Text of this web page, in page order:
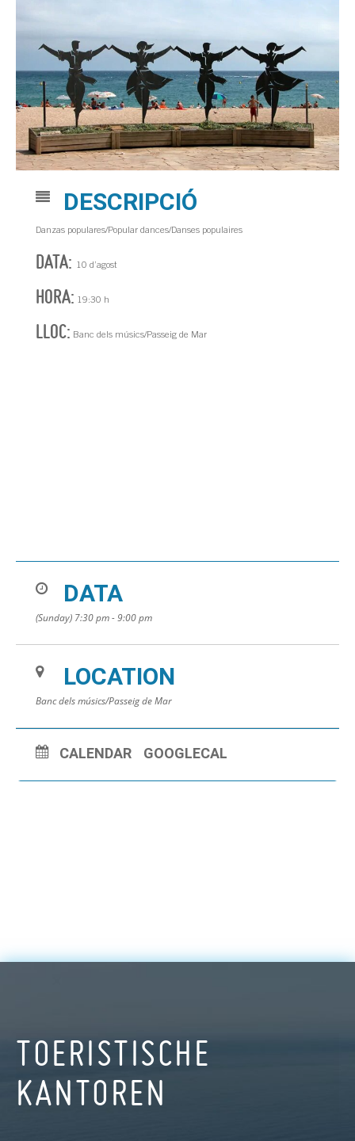
DESCRIPCIÓ
Danzas populares/Popular dances/Danses populaires
DATA: 10 d’agost
HORA: 19:30 h
LLOC: Banc dels músics/Passeig de Mar
DATA
(Sunday) 7:30 pm - 9:00 pm
LOCATION
Banc dels músics/Passeig de Mar
CALENDAR GOOGLECAL
TOERISTISCHE
KANTOREN